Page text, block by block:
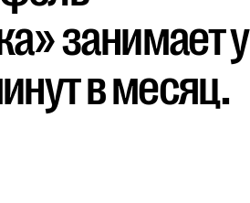
занимает у
в месяц.